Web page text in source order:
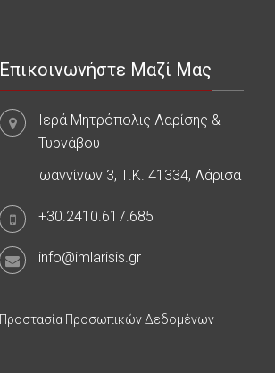
Επικοινωνήστε Μαζί Μας
Ιερά Μητρόπολις Λαρίσης &
Τυρνάβου
Ιωαννίνων 3, Τ.Κ. 41334, Λάρισα
+30.2410.617.685
info@imlarisis.gr
Προστασία Προσωπικών Δεδομένων